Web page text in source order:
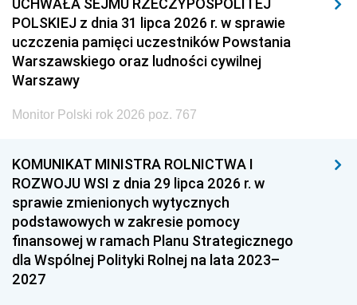
POLSKIEJ z dnia 31 lipca 2026 r. w sprawie
uczczenia pamięci uczestników Powstania
Warszawskiego oraz ludności cywilnej
Warszawy
Monitor Polski rok 2026 poz. 767
KOMUNIKAT MINISTRA ROLNICTWA I
ROZWOJU WSI z dnia 29 lipca 2026 r. w
sprawie zmienionych wytycznych
podstawowych w zakresie pomocy
finansowej w ramach Planu Strategicznego
dla Wspólnej Polityki Rolnej na lata 2023–
2027